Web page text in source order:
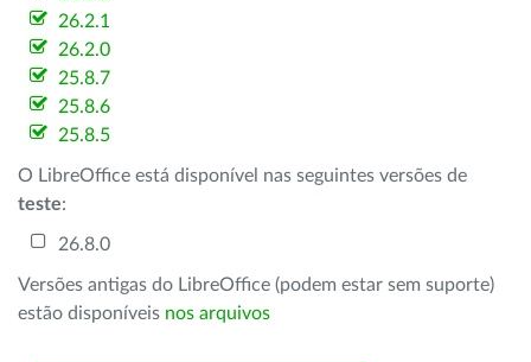
26.2.1
26.2.0
25.8.7
25.8.6
25.8.5
O LibreOffice está disponível nas seguintes versões de
teste:
26.8.0
Versões antigas do LibreOffice (podem estar sem suporte)
estão disponíveis nos arquivos